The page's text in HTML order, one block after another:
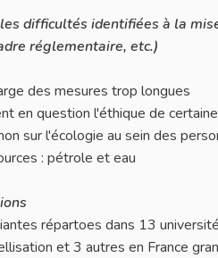
difficultés identifiées à la
réglementaire, etc.)
des mesures trop longues
en question l'éthique de
sur l'écologie au sein des
: pétrole et eau
répartoes dans 13
et 3 autres en France